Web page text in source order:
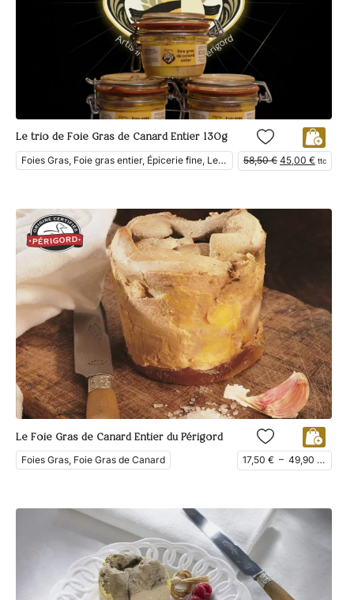
Le trio de Foie Gras de Canard Entier 130g
Foies Gras, Foie gras entier, Épicerie fine, Les Coffrets, En Vedette, Foie Gras de Canard 58,50€ 45,00 € ttc
Le Foie Gras de Canard Entier du Périgord
Foies Gras, Foie Gras de Canard 17,50 € – 49,90 €